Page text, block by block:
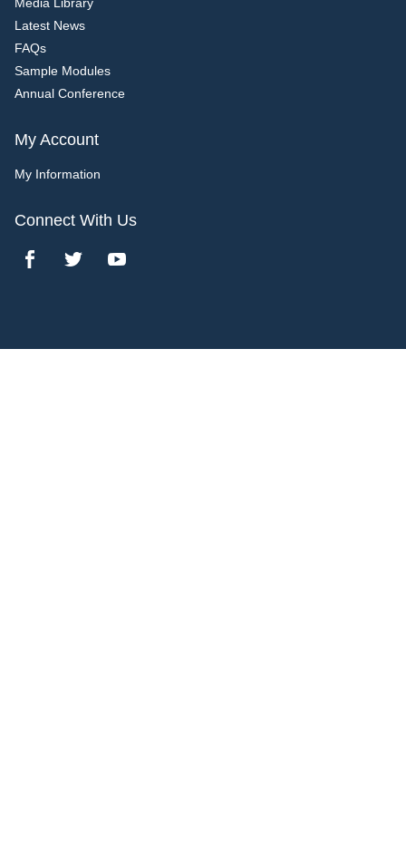
Latest News
FAQs
Sample Modules
Annual Conference
My Account
My Information
Connect With Us